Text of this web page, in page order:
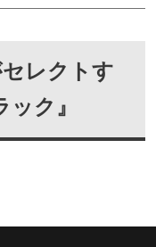
レクトす
ク』